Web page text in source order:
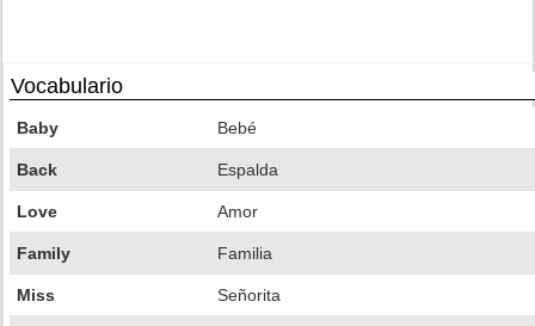
Vocabulario
Baby Bebé
Back Espalda
Love Amor
Family Familia
Miss Señorita